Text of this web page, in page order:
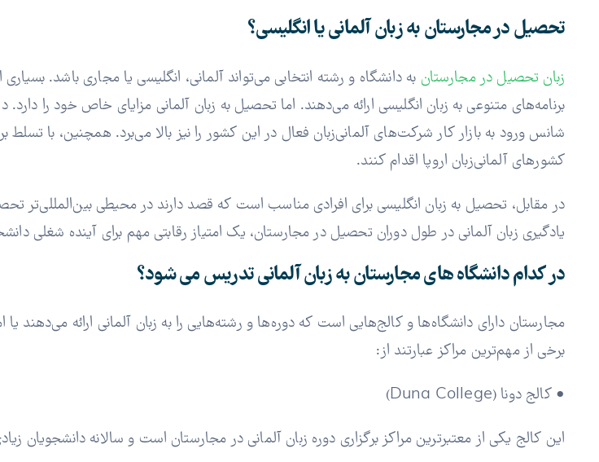
تحصیل در مجارستان به زبان آلمانی یا انگلیسی؟
زبان تحصیل در مجارستان به دانشگاه و رشته انتخابی می‌تواند آلمانی، انگلیسی یا مجاری باشد.
برنامه‌های متنوعی به زبان انگلیسی ارائه می‌دهند. اما تحصیل به زبان آلمانی مزایای خاص خود را
شانس ورود به بازار کار شرکت‌های آلمانی‌زبان فعال در این کشور را نیز بالا می‌برد. همچنین، با تسلط
کشورهای آلمانی‌زبان اروپا اقدام کنند.
در مقابل، تحصیل به زبان انگلیسی برای افرادی مناسب است که قصد دارند در محیطی بین‌المللی‌تر
یادگیری زبان آلمانی در طول دوران تحصیل در مجارستان، یک امتیاز رقابتی مهم برای آینده شغلی
در کدام دانشگاه ‌های مجارستان به زبان آلمانی تدریس می ‌شود؟
مجارستان دارای دانشگاه‌ها و کالج‌هایی است که دوره‌ها و رشته‌هایی را به زبان آلمانی ارائه می‌دهند یا
برخی از مهم‌ترین مراکز عبارتند از:
• کالج دونا (Duna College)
این کالج یکی از معتبرترین مراکز برگزاری دوره زبان آلمانی در مجارستان است و سالانه دانشجویان